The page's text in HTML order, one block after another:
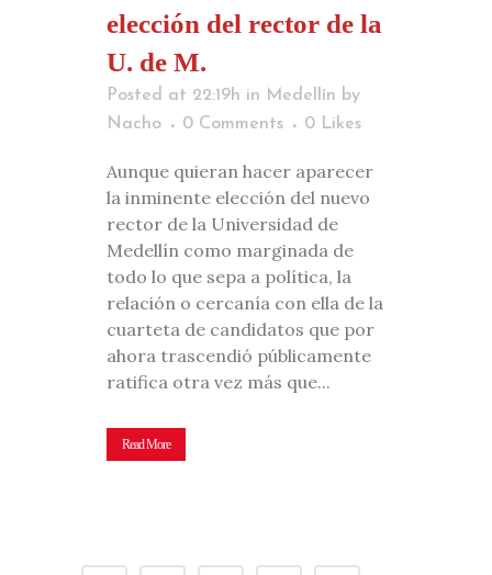
elección del rector de la
U. de M.
Posted at 22:19h in Medellín by
Nacho
0 Comments 0 Likes
Aunque quieran hacer aparecer
la inminente elección del nuevo
rector de la Universidad de
Medellín como marginada de
todo lo que sepa a política, la
relación o cercanía con ella de la
cuarteta de candidatos que por
ahora trascendió públicamente
ratifica otra vez más que...
Read More